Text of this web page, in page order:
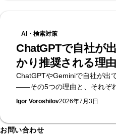
AI・検索対策
ChatGPTで自社が
かり推奨される理
ChatGPTやGeminiで自社が出
——その5つの理由と、それぞ
きるセルフチェック付き。無料
Igor Voroshilov2026年7月3日
お問い合わせ